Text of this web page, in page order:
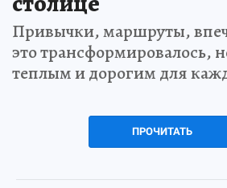
Привычки, маршруты,
это трансформировалось,
теплым и дорогим для
ПРОЧИТАТЬ